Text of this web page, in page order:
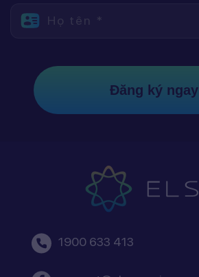
Họ tên *
Đăng ký ngay
1900 633 413